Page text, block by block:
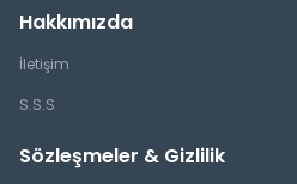
Hakkımızda
İletişim
S.S.S
Sözleşmeler & Gizlilik